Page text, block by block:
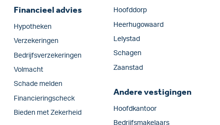
Financieel advies
Hypotheken
Verzekeringen
Bedrijfs­verzekeringen
Volmacht
Schade melden
Financieringscheck
Bieden met Zekerheid
Hoofddorp
Heerhugowaard
Lelystad
Schagen
Zaanstad
Andere vestigingen
Hoofdkantoor
Bedrijfsmakelaars